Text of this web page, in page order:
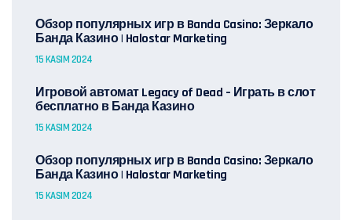
Обзор популярных игр в Banda Casino: Зеркало
Банда Казино | Halostar Marketing
15 KASIM 2024
Игровой автомат Legacy of Dead – Играть в слот
бесплатно в Банда Казино
15 KASIM 2024
Обзор популярных игр в Banda Casino: Зеркало
Банда Казино | Halostar Marketing
15 KASIM 2024